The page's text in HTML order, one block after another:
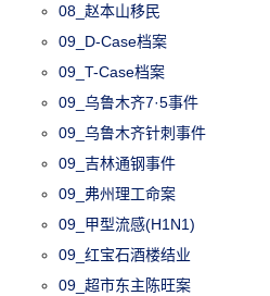
08_赵本山移民
09_D-Case档案
09_T-Case档案
09_乌鲁木齐7·5事件
09_乌鲁木齐针刺事件
09_吉林通钢事件
09_弗州理工命案
09_甲型流感(H1N1)
09_红宝石酒楼结业
09_超市东主陈旺案